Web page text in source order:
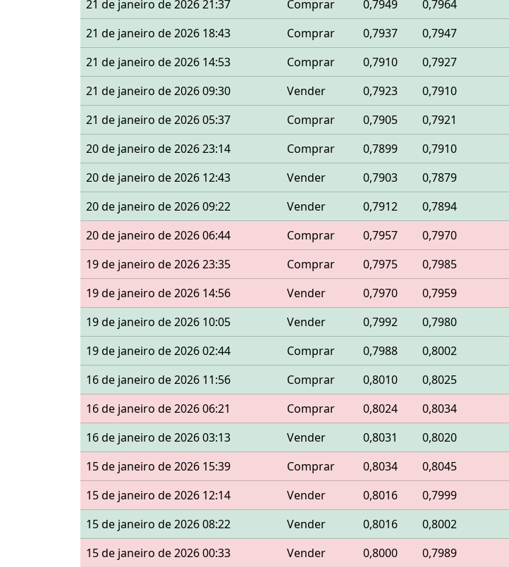
21 de janeiro de 2026 21:37
Comprar 0,7949 0,7964
21 de janeiro de 2026 18:43
Comprar 0,7937 0,7947
21 de janeiro de 2026 14:53
Comprar 0,7910 0,7927
21 de janeiro de 2026 09:30
Vender 0,7923 0,7910
21 de janeiro de 2026 05:37
Comprar 0,7905 0,7921
20 de janeiro de 2026 23:14
Comprar 0,7899 0,7910
20 de janeiro de 2026 12:43
Vender 0,7903 0,7879
20 de janeiro de 2026 09:22
Vender 0,7912 0,7894
20 de janeiro de 2026 06:44
Comprar 0,7957 0,7970
19 de janeiro de 2026 23:35
Comprar 0,7975 0,7985
19 de janeiro de 2026 14:56
Vender 0,7970 0,7959
19 de janeiro de 2026 10:05
Vender 0,7992 0,7980
19 de janeiro de 2026 02:44
Comprar 0,7988 0,8002
16 de janeiro de 2026 11:56
Comprar 0,8010 0,8025
16 de janeiro de 2026 06:21
Comprar 0,8024 0,8034
16 de janeiro de 2026 03:13
Vender 0,8031 0,8020
15 de janeiro de 2026 15:39
Comprar 0,8034 0,8045
15 de janeiro de 2026 12:14
Vender 0,8016 0,7999
15 de janeiro de 2026 08:22
Vender 0,8016 0,8002
15 de janeiro de 2026 00:33
Vender 0,8000 0,7989